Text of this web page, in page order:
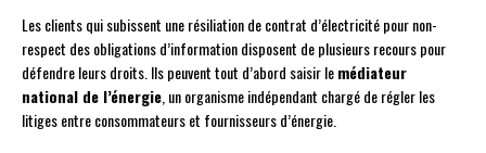
Les clients qui subissent une résiliation de contrat d’électricité pour non-
respect des obligations d’information disposent de plusieurs recours pour
défendre leurs droits. Ils peuvent tout d’abord saisir lemédiateur
national de l’énergie , un organisme indépendant chargé de régler les
litiges entre consommateurs et fournisseurs d’énergie.